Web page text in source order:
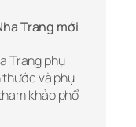
Trang mới
Trang phụ
thước và phụ
khảo phổ